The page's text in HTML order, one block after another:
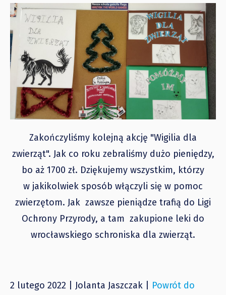
Zakończyliśmy kolejną akcję "Wigilia dla
zwierząt". Jak co roku zebraliśmy dużo pieniędzy,
bo aż 1700 zł. Dziękujemy wszystkim, którzy
w jakikolwiek sposób włączyli się w pomoc
zwierzętom. Jak zawsze pieniądze trafią do Ligi
Ochrony Przyrody, a tam zakupione leki do
wrocławskiego schroniska dla zwierząt.
2 lutego 2022 | Jolanta Jaszczak | Powrót do